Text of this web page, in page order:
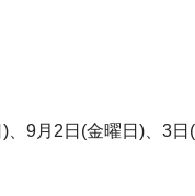
9月2日(金曜日)、3